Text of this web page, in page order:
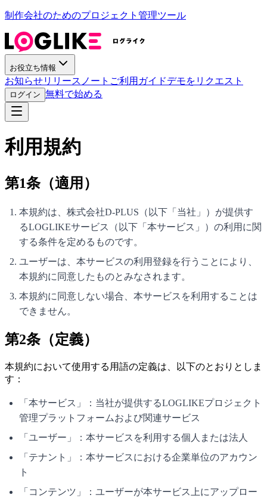
制作会社のためのプロジェクト管理ツール
お役立ち情報
お知らせリリースノート ご利用ガイドデモをリクエスト
ログイン 無料で始める
利用規約
第1条（適用）
本規約は、株式会社D-PLUS（以下「当社」）が提供す
るLOGLIKEサービス（以下「本サービス」）の利用に関
する条件を定めるものです。
ユーザーは、本サービスの利用登録を行うことにより、
本規約に同意したものとみなされます。
本規約に同意しない場合、本サービスを利用することは
できません。
第2条（定義）
本規約において使用する用語の定義は、以下のとおりとしま
す：
「本サービス」：当社が提供するLOGLIKEプロジェクト
管理プラットフォームおよび関連サービス
「ユーザー」：本サービスを利用する個人または法人
「テナント」：本サービスにおける企業単位のアカウン
ト
「コンテンツ」：ユーザーが本サービス上にアップロー